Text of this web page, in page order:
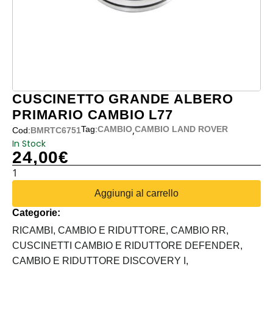
CUSCINETTO GRANDE ALBERO
PRIMARIO CAMBIO L77
Cod:BMRTC6751Tag:CAMBIO,CAMBIO LAND ROVER
In Stock
24,00€
CUSCINETTO
PRIMARIO
CAMBIO
L77
quantità
Aggiungi al carrello
Categorie:
RICAMBI, CAMBIO E RIDUTTORE, CAMBIO RR,
CUSCINETTI CAMBIO E RIDUTTORE DEFENDER,
CAMBIO E RIDUTTORE DISCOVERY I,